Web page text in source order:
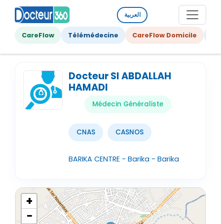
العربية
CareFlow Télémédecine CareFlow Domicile
Docteur SI ABDALLAH
HAMADI
Médecin Généraliste
CNAS CASNOS
BARIKA CENTRE - Barika - Barika
+
−